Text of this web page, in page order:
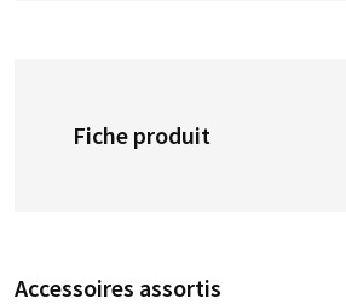
Fiche produit
Accessoires assortis